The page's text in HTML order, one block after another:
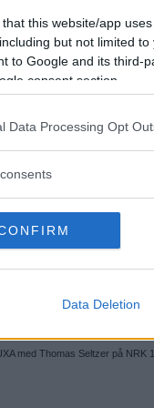
that this website/app
but not limited
to Google and its third-
consent section.
Data Processing Opt
Data Deletion
på stua, en i veska, en i bilen
hamstret! Vasker hendene
alternativ behandler?
før de er SKIKKELIG utprøvd !
hytteboka fra helvete av Are
å le av i disse tider også !!
med Thomas Seltzer på NRK